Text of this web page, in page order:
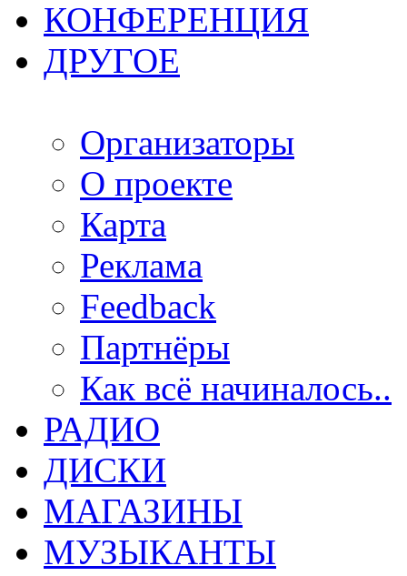
КОНФЕРЕНЦИЯ
ДРУГОЕ
Организаторы
О проекте
Карта
Реклама
Feedback
Партнёры
Как всё начиналось..
РАДИО
ДИСКИ
МАГАЗИНЫ
МУЗЫКАНТЫ